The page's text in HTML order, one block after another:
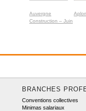
Auvergne
Construction – Juin
BRANCHES
Conventions collectives
Minimas salariaux